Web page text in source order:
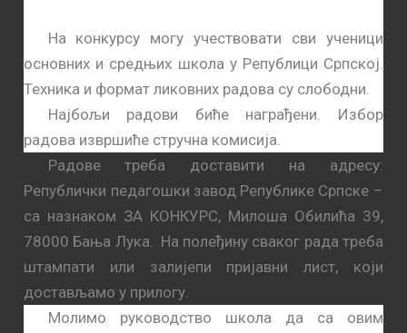
На конкурсу могу учествовати сви ученици
основних и средњих школа у Републици Српској.
Техника и формат ликовних радова су слободни.
Најбољи радови биће награђени. Избор
радова извршиће стручна комисија.
Радове треба доставити на адресу:
Републички педагошки завод Републике Српске –
са назнаком ЗА КОНКУРС, Милоша Обилића 39,
78000 Бања Лука. На полеђину сваког рада треба
штампати или залијепи пријавни лист, који
достављамо у прилогу.
Молимо руководство школа да са овим